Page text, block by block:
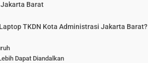
Barat
TKDN Kota Administrasi Jakarta Barat?
Dapat Diandalkan